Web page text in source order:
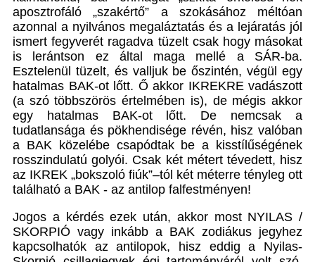
aposztrofáló „szakértő” a szokásához méltóan
azonnal a nyilvános megaláztatás és a lejáratás jól
ismert fegyverét ragadva tüzelt csak hogy másokat
is lerántson ez által maga mellé a SÁR-ba.
Esztelenül tüzelt, és valljuk be őszintén, végül egy
hatalmas BAK-ot lőtt. Ő akkor IKREKRE vadászott
(a szó többszörös értelmében is), de mégis akkor
egy hatalmas BAK-ot lőtt. De nemcsak a
tudatlansága és pökhendisége révén, hisz valóban
a BAK közelébe csapódtak be a kisstílűségének
rosszindulatú golyói. Csak két métert tévedett, hisz
az IKREK „bokszoló fiúk”–tól két méterre tényleg ott
található a BAK - az antilop falfestményen!
Jogos a kérdés ezek után, akkor most NYILAS /
SKORPIÓ vagy inkább a BAK zodiákus jegyhez
kapcsolhatók az antilopok, hisz eddig a Nyilas-